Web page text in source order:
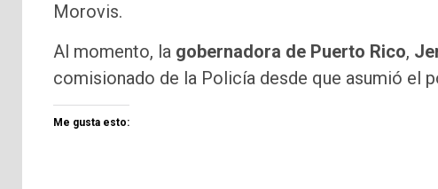
Morovis.
Al momento, la gobernadora de Puerto Rico,
comisionado de la Policía desde que asumió el
Me gusta esto: